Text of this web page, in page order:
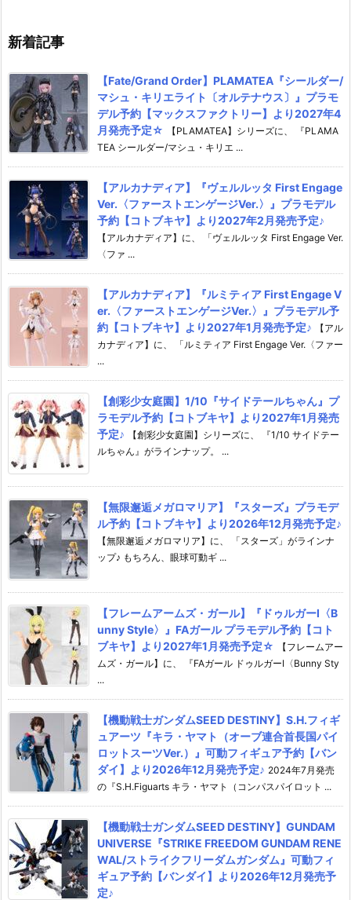
新着記事
【Fate/Grand Order】PLAMATEA『シールダー/
マシュ・キリエライト〔オルテナウス〕』プラモ
デル予約【マックスファクトリー】より2027年4
月発売予定☆
【PLAMATEA】シリーズに、 『PLAMA
TEA シールダー/マシュ・キリエ ...
【アルカナディア】『ヴェルルッタ First Engage
Ver.〈ファーストエンゲージVer.〉』プラモデル
予約【コトブキヤ】より2027年2月発売予定♪
【アルカナディア】に、 「ヴェルルッタ First Engage Ver.
〈ファ ...
【アルカナディア】『ルミティア First Engage V
er.〈ファーストエンゲージVer.〉』プラモデル予
約【コトブキヤ】より2027年1月発売予定♪
【アル
カナディア】に、 「ルミティア First Engage Ver.〈ファー
...
【創彩少女庭園】1/10『サイドテールちゃん』プ
ラモデル予約【コトブキヤ】より2027年1月発売
予定♪
【創彩少女庭園】シリーズに、 『1/10 サイドテー
ルちゃん』がラインナップ。 ...
【無限邂逅メガロマリア】『スターズ』プラモデ
ル予約【コトブキヤ】より2026年12月発売予定♪
【無限邂逅メガロマリア】に、 「スターズ」がラインナ
ップ♪ もちろん、眼球可動ギ ...
【フレームアームズ・ガール】『ドゥルガーI〈B
unny Style〉』FAガール プラモデル予約【コト
ブキヤ】より2027年1月発売予定☆
【フレームアー
ムズ・ガール】に、 『FAガール ドゥルガーI〈Bunny Sty
...
【機動戦士ガンダムSEED DESTINY】S.H.フィギ
ュアーツ『キラ・ヤマト（オーブ連合首長国パイ
ロットスーツVer.）』可動フィギュア予約【バン
ダイ】より2026年12月発売予定♪ 2024年7月発売
の『S.H.Figuarts キラ・ヤマト（コンパスパイロット ...
【機動戦士ガンダムSEED DESTINY】GUNDAM
UNIVERSE『STRIKE FREEDOM GUNDAM RENE
WAL/ストライクフリーダムガンダム』可動フィ
ギュア予約【バンダイ】より2026年12月発売予
定♪